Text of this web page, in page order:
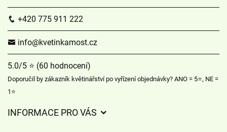
+420 775 911 222
info@kvetinkamost.cz
5.0/5 ⭐ (60 hodnocení)
Doporučil by zákazník květinářství po vyřízení objednávky? ANO = 5⭐, NE =
1⭐
INFORMACE PRO VÁS